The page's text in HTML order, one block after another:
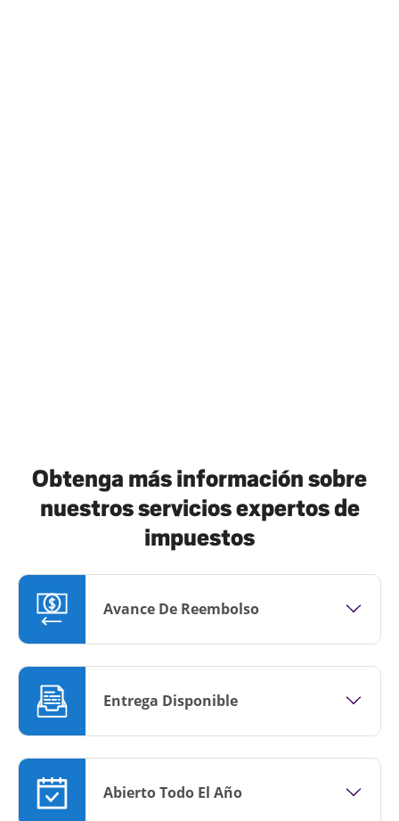
Obtenga más información sobre
nuestros servicios expertos de
impuestos
Avance De Reembolso
Entrega Disponible
Abierto Todo El Año